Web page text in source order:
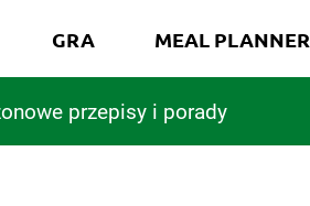
przepisy i porady
GRA MEAL PLANNER